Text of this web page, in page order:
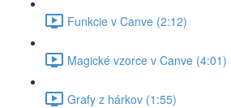
Funkcie v Canve (2:12)
Magické vzorce v Canve (4:01)
Grafy z hárkov (1:55)